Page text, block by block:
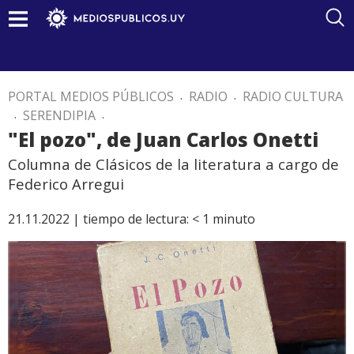
PORTAL MEDIOS PÚBLICOS . RADIO . RADIO CULTURA
. SERENDIPIA .
"El pozo", de Juan Carlos Onetti
Columna de Clásicos de la literatura a cargo de
Federico Arregui
21.11.2022 | tiempo de lectura: < 1 minuto